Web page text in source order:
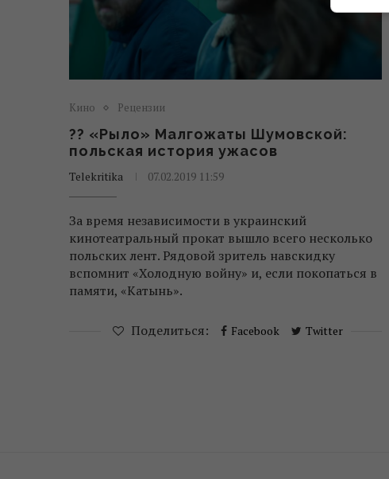
Кино Рецензии
?? «Рыло» Малгожаты Шумовской:
польская история ужасов
Telekritika 07.02.2019 11:59
За время независимости в украинский
кинотеатральный прокат вышло всего несколько
польских лент. Рядовой зритель навскидку
вспомнит «Холодную войну» и, если покопаться в
памяти, «Катынь».
Поделиться: Facebook Twitter